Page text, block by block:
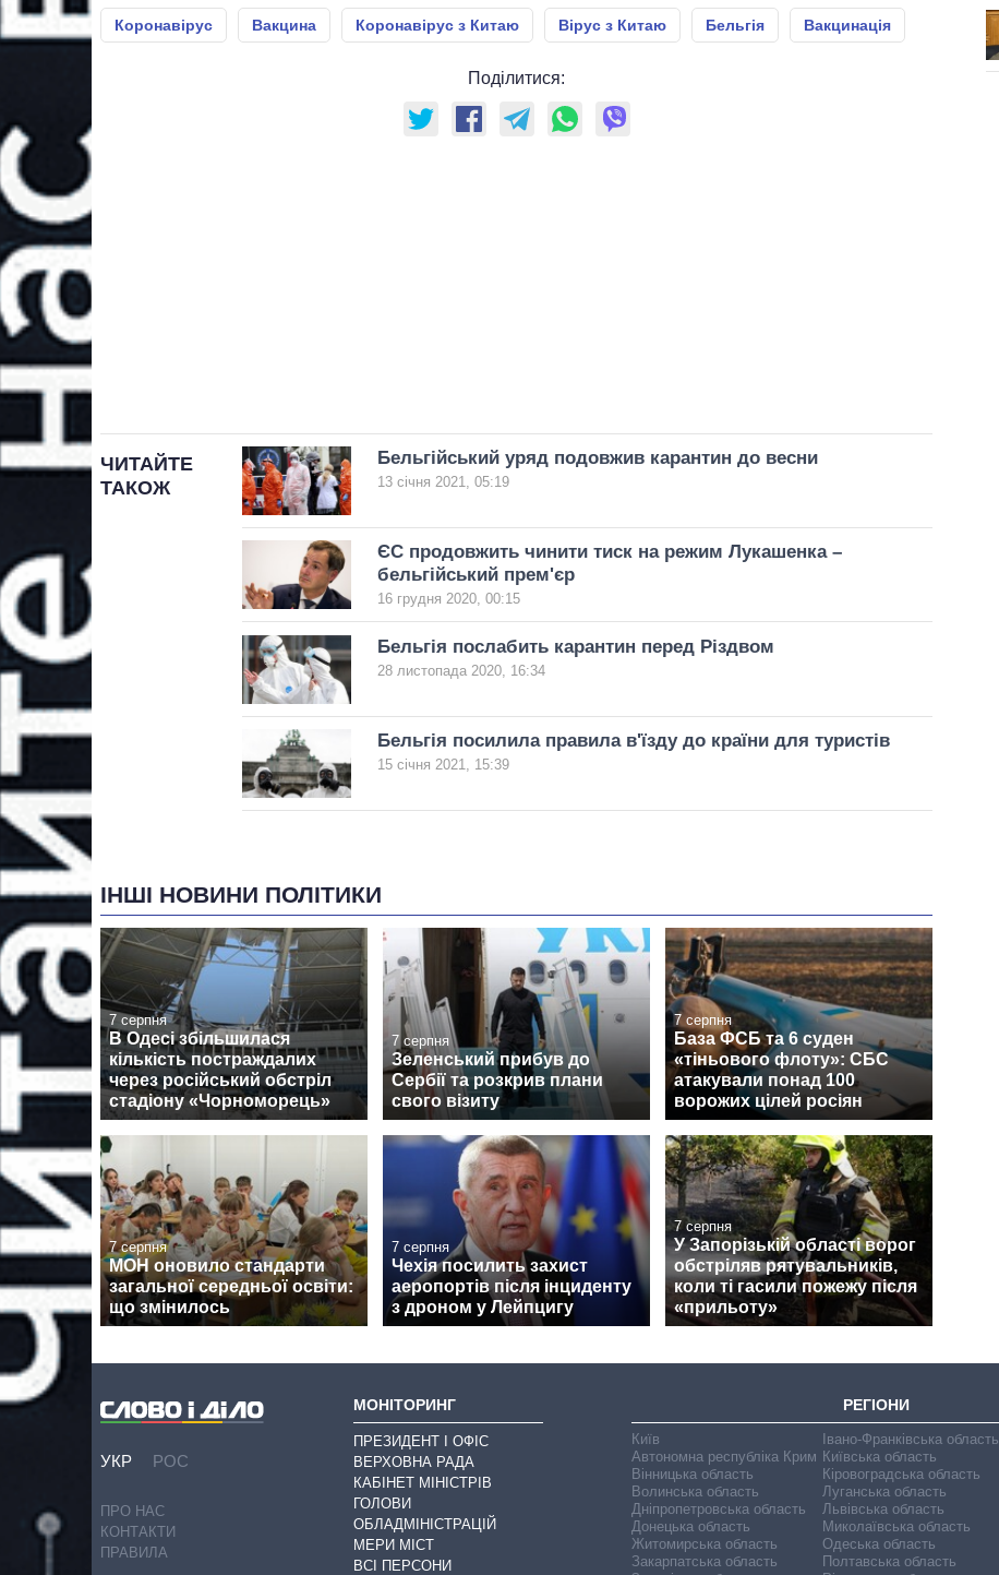
Коронавірус Вакцина Коронавірус з Китаю Вірус з Китаю Бельгія Вакцинація
Поділитися:
ЧИТАЙТЕ
ТАКОЖ
Бельгійський уряд подовжив карантин до весни
13 січня 2021, 05:19
ЄС продовжить чинити тиск на режим Лукашенка –
бельгійський прем'єр
16 грудня 2020, 00:15
Бельгія послабить карантин перед Різдвом
28 листопада 2020, 16:34
Бельгія посилила правила в'їзду до країни для туристів
15 січня 2021, 15:39
ІНШІ НОВИНИ ПОЛІТИКИ
7 серпня
В Одесі збільшилася
кількість постраждалих
через російський обстріл
стадіону «Чорноморець»
7 серпня
Зеленський прибув до
Сербії та розкрив плани
свого візиту
7 серпня
База ФСБ та 6 суден
«тіньового флоту»: СБС
атакували понад 100
ворожих цілей росіян
7 серпня
МОН оновило стандарти
загальної середньої освіти:
що змінилось
7 серпня
Чехія посилить захист
аеропортів після інциденту
з дроном у Лейпцигу
7 серпня
У Запорізькій області ворог
обстріляв рятувальників,
коли ті гасили пожежу після
«прильоту»
УКР РОС
ПРО НАС
КОНТАКТИ
ПРАВИЛА
МОНІТОРИНГ
ПРЕЗИДЕНТ І ОФІС
ВЕРХОВНА РАДА
КАБІНЕТ МІНІСТРІВ
ГОЛОВИ
ОБЛАДМІНІСТРАЦІЙ
МЕРИ МІСТ
ВСІ ПЕРСОНИ
РЕГІОНИ
Київ
Автономна республіка Крим
Вінницька область
Волинська область
Дніпропетровська область
Донецька область
Житомирська область
Закарпатська область
Івано-Франківська область
Київська область
Кіровоградська область
Луганська область
Львівська область
Миколаївська область
Одеська область
Полтавська область